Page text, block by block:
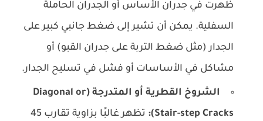
ظهرت في جدران الأساس أو الجدران الحاملة
السفلية. يمكن أن تشير إلى ضغط جانبي كبير على
الجدار (مثل ضغط التربة على جدران القبو) أو
مشاكل في الأساسات أو فشل في تسليح الجدار.
الشروخ القطرية أو المتدرجة (Diagonal or
Stair-step Cracks):
تظهر غالبًا بزاوية تقارب 45